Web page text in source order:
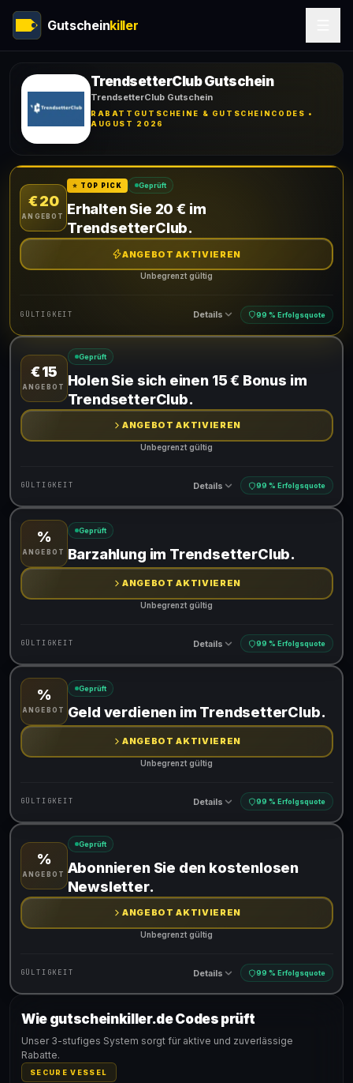
Gutscheinkiller
TrendsetterClub Gutschein
TrendsetterClub Gutschein
RABATTGUTSCHEINE & GUTSCHEINCODES •
AUGUST 2026
€ 20
ANGEBOT
⭐ TOP PICK Geprüft
Erhalten Sie 20 € im
TrendsetterClub.
ANGEBOT AKTIVIEREN
Unbegrenzt gültig
GÜLTIGKEIT Details 99 % Erfolgsquote
Gültig für teilnehmende Produkte
€ 15
ANGEBOT
Geprüft
Holen Sie sich einen 15 € Bonus im
TrendsetterClub.
ANGEBOT AKTIVIEREN
Unbegrenzt gültig
GÜLTIGKEIT Details 99 % Erfolgsquote
Gültig für teilnehmende Produkte
%
ANGEBOT
Geprüft
Barzahlung im TrendsetterClub.
ANGEBOT AKTIVIEREN
Unbegrenzt gültig
GÜLTIGKEIT Details 99 % Erfolgsquote
Gültig für teilnehmende Produkte
%
ANGEBOT
Geprüft
Geld verdienen im TrendsetterClub.
ANGEBOT AKTIVIEREN
Unbegrenzt gültig
GÜLTIGKEIT Details 99 % Erfolgsquote
Gültig für teilnehmende Produkte
%
ANGEBOT
Geprüft
Abonnieren Sie den kostenlosen
Newsletter.
ANGEBOT AKTIVIEREN
Unbegrenzt gültig
GÜLTIGKEIT Details 99 % Erfolgsquote
Gültig für teilnehmende Produkte
Wie gutscheinkiller.de Codes prüft
Unser 3-stufiges System sorgt für aktive und zuverlässige
Rabatte.
SECURE VESSEL